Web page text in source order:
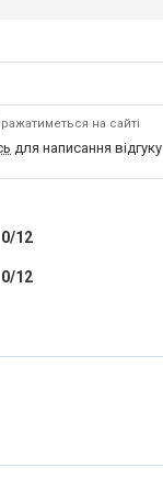
на сайті
для написання відгуку
0/12
0/12